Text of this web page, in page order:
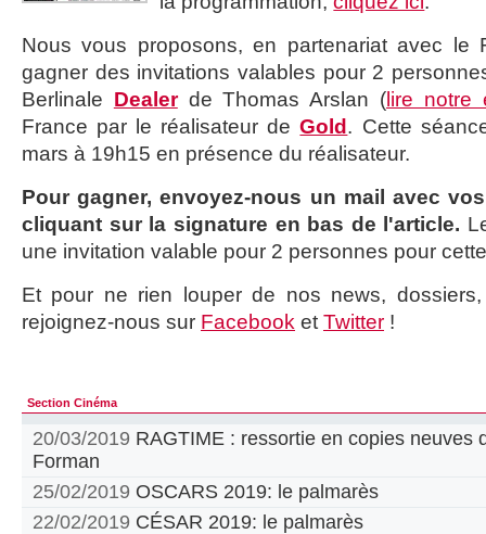
Nous vous proposons, en partenariat avec le
gagner des invitations valables pour 2
Berlinale Dealerde Thomas Arslan ( lire notre
France par le réalisateur deGold . Cette
mars à 19h15 en présence du réalisateur.
Pour gagner, envoyez-nous un mail avec
cliquant sur la signature en bas de l'article.
une invitation valable pour 2 personnes pour
Et pour ne rien louper de nos news,
rejoignez-nous sur Facebook et Twitter !
Section Cinéma
20/03/2019 RAGTIME : ressortie en copies neuves
Forman
25/02/2019 OSCARS 2019: le palmarès
22/02/2019 CÉSAR 2019: le palmarès